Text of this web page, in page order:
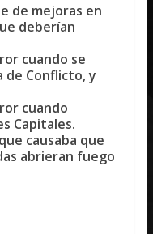
de mejoras en
deberían
cuando se
de Conflicto, y
cuando
Capitales.
causaba que
abrieran fuego